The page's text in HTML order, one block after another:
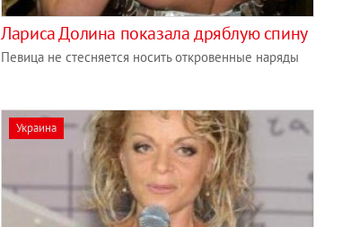
Лариса Долина показала дряблую спину
Певица не стесняется носить откровенные наряды
Украина